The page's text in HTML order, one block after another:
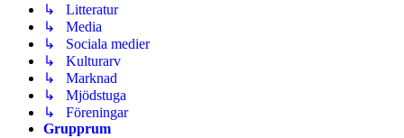
↳ Litteratur
↳ Media
↳ Sociala medier
↳ Kulturarv
↳ Marknad
↳ Mjödstuga
↳ Föreningar
Grupprum